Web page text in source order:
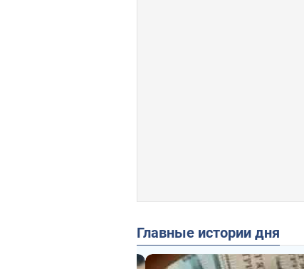
Главные истории дня